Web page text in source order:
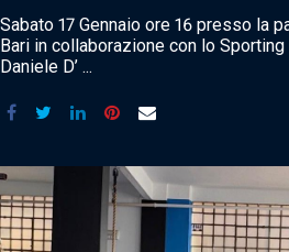
Sabato 17 Gennaio ore 16 presso la
Bari in collaborazione con lo
Daniele D’ ...